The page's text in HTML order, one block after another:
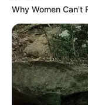
Why Women Can't